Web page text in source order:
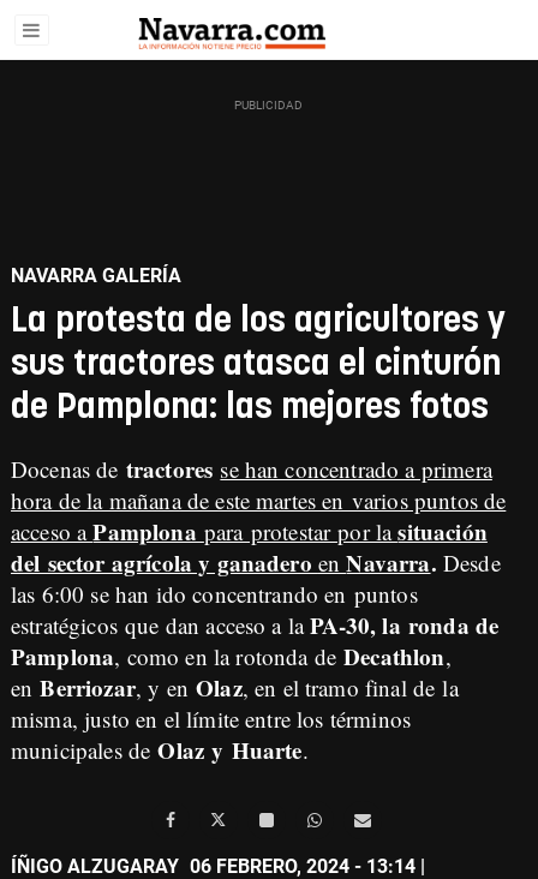
NAVARRA GALERÍA
La protesta de los agricultores y
sus tractores atasca el cinturón
de Pamplona: las mejores fotos
Docenas de tractores se han concentrado a primera
hora de la mañana de este martes en varios puntos de
acceso aPamplona para protestar por lasituación
del sector agrícola y ganadero enNavarra. Desde
las 6:00 se han ido concentrando en puntos
estratégicos que dan acceso a laPA-30, la ronda de
Pamplona, como en la rotonda deDecathlon,
enBerriozar, y enOlaz, en el tramo final de la
misma, justo en el límite entre los términos
municipales de Olaz y Huarte.
ÍÑIGO ALZUGARAY 06 FEBRERO, 2024 - 13:14 |